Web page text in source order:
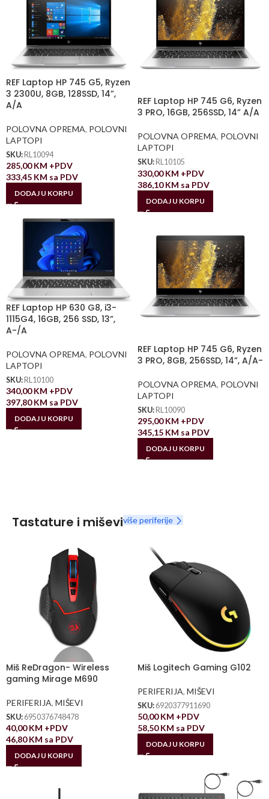
REF Laptop HP 745 G5, Ryzen
3 2300U, 8GB, 128SSD, 14”,
A/A
POLOVNA OPREMA, POLOVNI
LAPTOPI
SKU: RL10094
285,00KM +PDV
333,45 KM sa PDV
DODAJ U KORPU
REF Laptop HP 745 G6, Ryzen
3 PRO, 16GB, 256SSD, 14” A/A
POLOVNA OPREMA, POLOVNI
LAPTOPI
SKU: RL10105
330,00KM +PDV
386,10KM sa PDV
DODAJ U KORPU
REF Laptop HP 630 G8, i3-
1115G4, 16GB, 256 SSD, 13”,
A-/A
POLOVNA OPREMA, POLOVNI
LAPTOPI
SKU: RL10100
340,00KM +PDV
397,80KM sa PDV
DODAJ U KORPU
REF Laptop HP 745 G6, Ryzen
3 PRO, 8GB, 256SSD, 14”, A/A-
POLOVNA OPREMA, POLOVNI
LAPTOPI
SKU: RL10090
295,00KM +PDV
345,15 KM sa PDV
DODAJ U KORPU
Tastature i miševiviše periferije
Miš ReDragon- Wireless
gaming Mirage M690
PERIFERIJA, MIŠEVI
SKU: 6950376748478
40,00KM +PDV
46,80KM sa PDV
DODAJ U KORPU
Miš Logitech Gaming G102
PERIFERIJA, MIŠEVI
SKU: 6920377911690
50,00KM +PDV
58,50KM sa PDV
DODAJ U KORPU